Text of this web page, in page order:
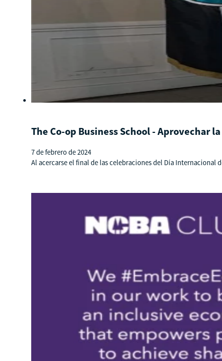
The Co-op Business School - Aprovechar
7 de febrero de 2024
Al acercarse el final de las celebraciones del Día Internacional